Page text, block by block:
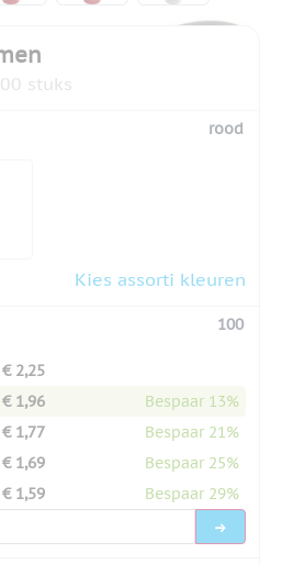
stuks
rood
Kies assorti kleuren
100
€ 2,25
€ 1,96
Bespaar 13%
€ 1,77
Bespaar 21%
€ 1,69
Bespaar 25%
€ 1,59
Bespaar 29%